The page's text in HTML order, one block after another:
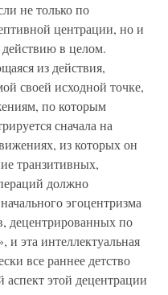
не только по
центрации, но и
в целом.
из действия,
своей исходной точке,
по которым
сначала на
из которых он
транзитивных,
должно
эгоцентризма
децентрированных по
эта интеллектуальная
все раннее детство
этой децентрации